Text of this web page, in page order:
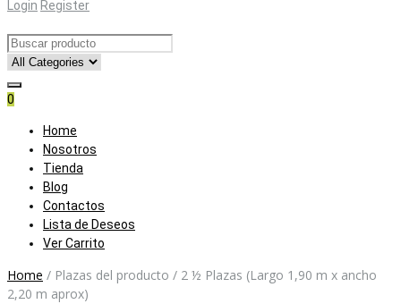
Login Register
0
Skip
content
Home
Nosotros
Tienda
Blog
Contactos
Lista de Deseos
Ver Carrito
Home / Plazas del producto / 2 ½ Plazas (Largo 1,90 m x ancho
2,20 m aprox)